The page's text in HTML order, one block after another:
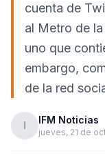
cuenta de
al Metro de
uno que
embargo,
de la red
I IFM Noticias
jueves, 21 de